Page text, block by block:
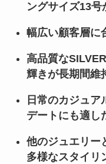
ングサイズ13号
幅広い顧客層に
高品質な
輝きが長期間維
日常のカジュア
デートにも適し
他のジュエリー
多様なスタイリ